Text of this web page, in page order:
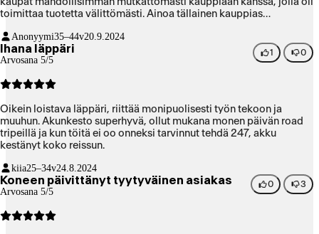
toimittaa tuotetta välittömästi. Ainoa tällainen kauppias
asiakaspalvelu oli kaiken lisäksi todella ystävällistä. Usein
tekniikkaan erikoistuvien liikkeiden myyjät ovat aika
välinpitämättömällä tuulella, mentaalisesti kuin mässyttäisivät
Verkkokaupassa myyjät olivat tosi kivoja. On paljon mukavampaa
Anonyymi35–44v20.9.2024
Ihana läppäri
Arvosana 5/5
1 0
Oikein loistava läppäri, riittää monipuolisesti työn tekoon ja
muuhun. Akunkesto superhyvä, ollut mukana monen päivän road
tripeillä ja kun töitä ei oo onneksi tarvinnut tehdä 247, akku
kestänyt koko reissun.
kiia25–34v24.8.2024
Koneen päivittänyt tyytyväinen asiakas
Arvosana 5/5
0 3